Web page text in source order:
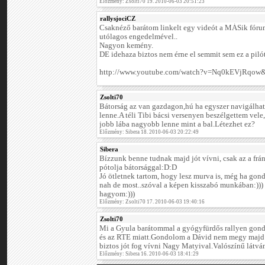
Előzmény: Zsolti70 19. 2010-06-03 20:51:23
rallysjociCZ
Csaknéző barátom linkelt egy videót a MÁSik
utólagos engedelmével..
Nagyon kemény.
DE idehaza biztos nem érne el semmit sem ez a
http://www.youtube.com/
Zsolti70
Bátorság az van gazdagon,hú ha egyszer
lenne.A téli Tibi bácsi versenyen beszélgettem
jobb lába nagyobb lenne mint a bal.Létezhet ez?
Előzmény: Sibera 18. 2010-06-03 20:22:49
Sibera
Bízzunk benne tudnak majd jót vívni, csak az a
pótolja bátorsággal:D:D
Jó ötletnek tartom, hogy lesz murva is, még ha
nah de most..szóval a képen kisszabó
hagyom:)))
Előzmény: Zsolti70 17. 2010-06-03 19:40:16
Zsolti70
Mi a Gyula barátommal a gyógyfürdős rallyen
és az RTE miatt.Gondolom a Dávid nem megy
biztos jót fog vívni Nagy Matyival.Valószínű
Előzmény: Sibera 16. 2010-06-03 18:41:29